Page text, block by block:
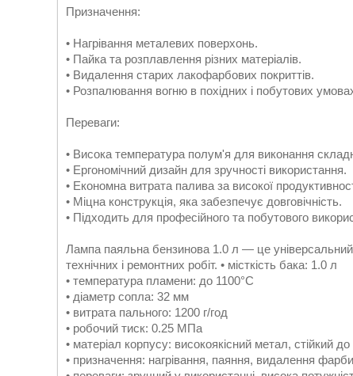
Призначення:
• Нагрівання металевих поверхонь.
• Пайка та розплавлення різних матеріалів.
• Видалення старих лакофарбових покриттів.
• Розпалювання вогню в похідних і побутових
Переваги:
• Висока температура полум'я для виконання
• Ергономічний дизайн для зручності використання.
• Економна витрата палива за високої
• Міцна конструкція, яка забезпечує довговічність.
• Підходить для професійного та побутового
Лампа паяльна бензинова 1.0 л — це
технічних і ремонтних робіт. • місткість бака: 1.0 л
• температура пламени: до 1100°C
• діаметр сопла: 32 мм
• витрата пального: 1200 г/год
• робочий тиск: 0.25 МПа
• матеріал корпусу: високоякісний метал, стійкий
• призначення: нагрівання, паяння, видалення